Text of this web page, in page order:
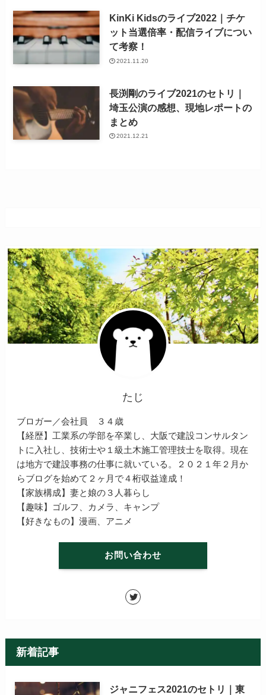
KinKi Kidsのライブ2022｜チケ
ット当選倍率・配信ライブについ
て考察！
2021.11.20
長渕剛のライブ2021のセトリ｜
埼玉公演の感想、現地レポートの
まとめ
2021.12.21
たじ
ブロガー／会社員 ３４歳
【経歴】工業系の学部を卒業し、大阪で建設コンサルタン
トに入社し、技術士や１級土木施工管理技士を取得。現在
は地方で建設事務の仕事に就いている。２０２１年２月か
らブログを始めて２ヶ月で４桁収益達成！
【家族構成】妻と娘の３人暮らし
【趣味】ゴルフ、カメラ、キャンプ
【好きなもの】漫画、アニメ
お問い合わせ
新着記事
ジャニフェス2021のセトリ｜東